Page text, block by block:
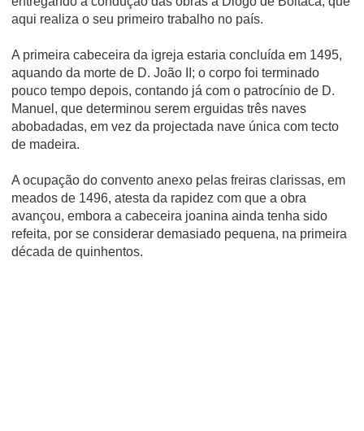
aqui realiza o seu primeiro trabalho no país.
A primeira cabeceira da igreja estaria concluída em 1495,
aquando da morte de D. João II; o corpo foi terminado
pouco tempo depois, contando já com o patrocínio de D.
Manuel, que determinou serem erguidas três naves
abobadadas, em vez da projectada nave única com tecto
de madeira.
A ocupação do convento anexo pelas freiras clarissas, em
meados de 1496, atesta da rapidez com que a obra
avançou, embora a cabeceira joanina ainda tenha sido
refeita, por se considerar demasiado pequena, na primeira
década de quinhentos.